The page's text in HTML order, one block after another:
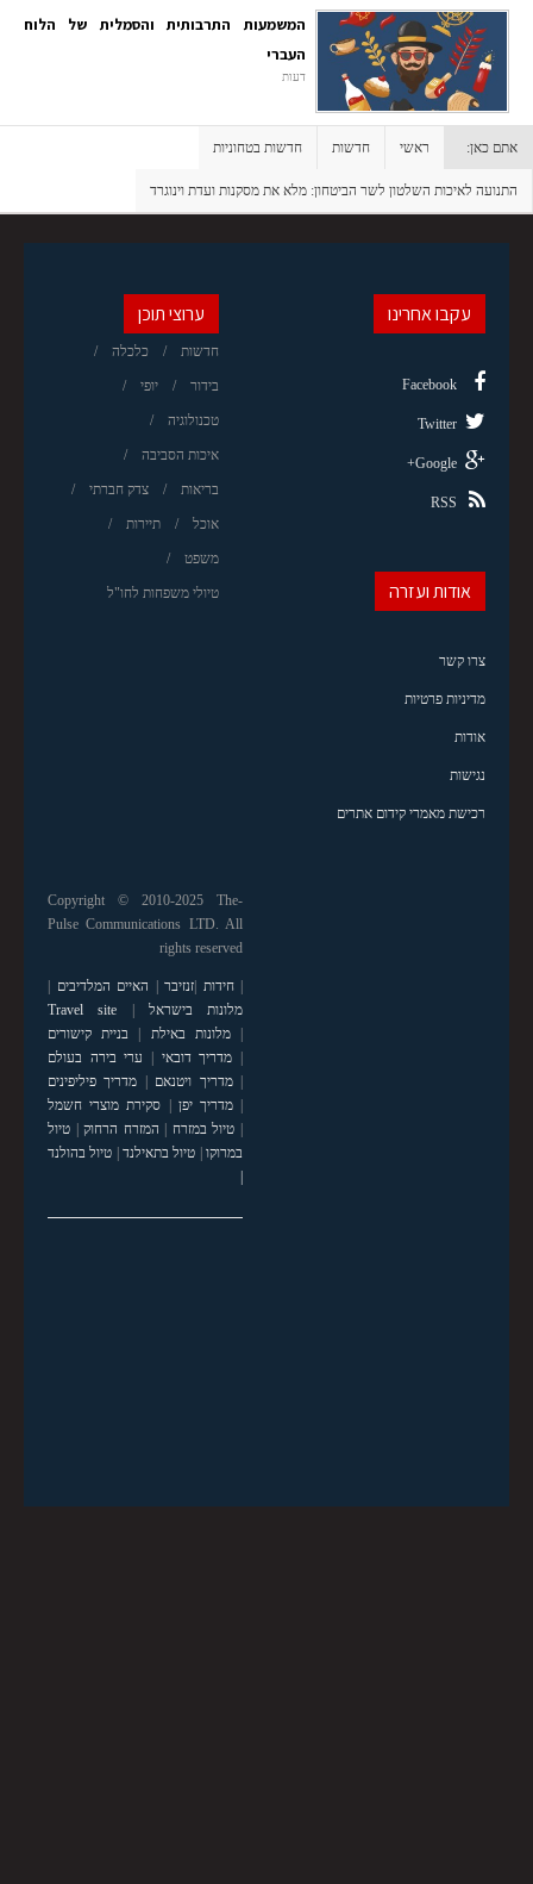
המשמעות התרבותית והסמלית של הלוח
העברי
דעות
אתם כאן: ראשי חדשות חדשות בטחוניות
התנועה לאיכות השלטון לשר הביטחון: מלא את מסקנות ועדת וינוגרד
ערוצי תוכן
חדשות כלכלה
בידור יופי
טכנולוגיה
איכות הסביבה
בריאות צדק חברתי
אוכל תיירות
משפט
טיולי משפחות לחו"ל
עקבו אחרינו
Facebook
Twitter
Google+
RSS
אודות ועזרה
צרו קשר
מדיניות פרטיות
אודות
נגישות
רכישת מאמרי קידום אתרים
Copyright © 2010-2025 The-
Pulse Communications LTD. All
rights reserved
|חידות זנזיבר האיים המלדיבים
מלונות בישראל
Travel site
|מלונות באילת
בניית קישורים
מדריך דובאי
ערי בירה בעולם
|מדריך ויטנאם
מדריך פיליפינים
|מדריך יפן
סקירת מוצרי חשמל
טיול במזרח המזרח הרחוק| טיול
במרוקו| טיול בתאילנד| טיול בהולנד